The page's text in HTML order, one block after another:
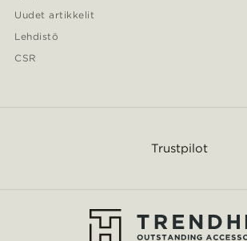
Uudet artikkelit
Lehdistö
CSR
Trustpilot